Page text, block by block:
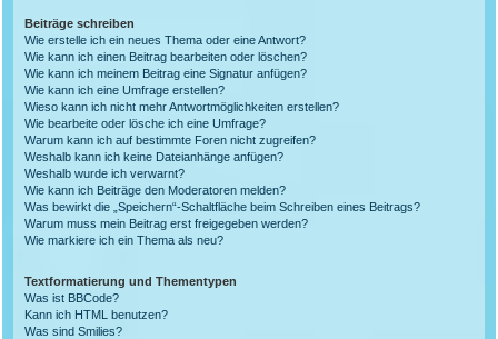
Beiträge schreiben
Wie erstelle ich ein neues Thema oder eine Antwort?
Wie kann ich einen Beitrag bearbeiten oder löschen?
Wie kann ich meinem Beitrag eine Signatur anfügen?
Wie kann ich eine Umfrage erstellen?
Wieso kann ich nicht mehr Antwortmöglichkeiten erstellen?
Wie bearbeite oder lösche ich eine Umfrage?
Warum kann ich auf bestimmte Foren nicht zugreifen?
Weshalb kann ich keine Dateianhänge anfügen?
Weshalb wurde ich verwarnt?
Wie kann ich Beiträge den Moderatoren melden?
Was bewirkt die „Speichern“-Schaltfläche beim Schreiben eines Beitrags?
Warum muss mein Beitrag erst freigegeben werden?
Wie markiere ich ein Thema als neu?
Textformatierung und Thementypen
Was ist BBCode?
Kann ich HTML benutzen?
Was sind Smilies?